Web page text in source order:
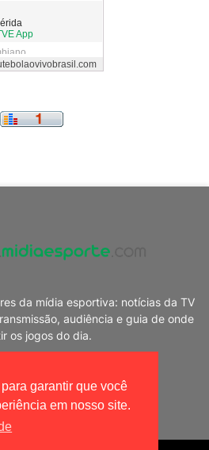
garantir que você
em nosso site.
da mídia esportiva: notícias da TV
audiência e guia de onde
os jogos do dia.